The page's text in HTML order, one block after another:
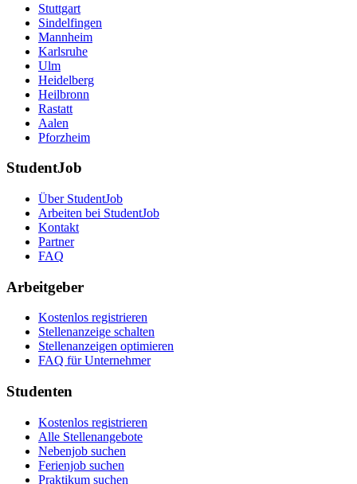
Stuttgart
Sindelfingen
Mannheim
Karlsruhe
Ulm
Heidelberg
Heilbronn
Rastatt
Aalen
Pforzheim
StudentJob
Über StudentJob
Arbeiten bei StudentJob
Kontakt
Partner
FAQ
Arbeitgeber
Kostenlos registrieren
Stellenanzeige schalten
Stellenanzeigen optimieren
FAQ für Unternehmer
Studenten
Kostenlos registrieren
Alle Stellenangebote
Nebenjob suchen
Ferienjob suchen
Praktikum suchen